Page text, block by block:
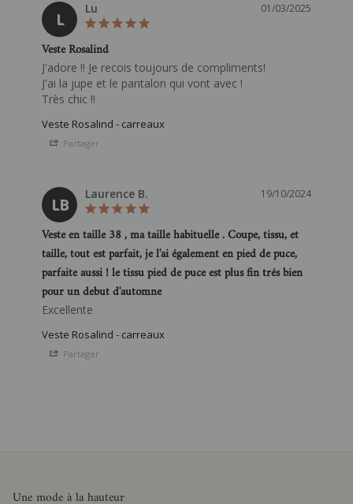
L
01/03/2025
Lu
Veste Rosalind
J'adore !! Je recois toujours de compliments!
J'ai la jupe et le pantalon qui vont avec !
Veste Rosalind - carreaux
Partager
LB
19/10/2024
Laurence B.
Veste en taille 38 , ma taille habituelle . Coupe, tissu, et
taille, tout est parfait, je l'ai également en pied de puce,
parfaite aussi ! le tissu pied de puce est plus fin trés bien
pour un debut d'automne
Excellente
Veste Rosalind - carreaux
Partager
Une mode à la hauteur